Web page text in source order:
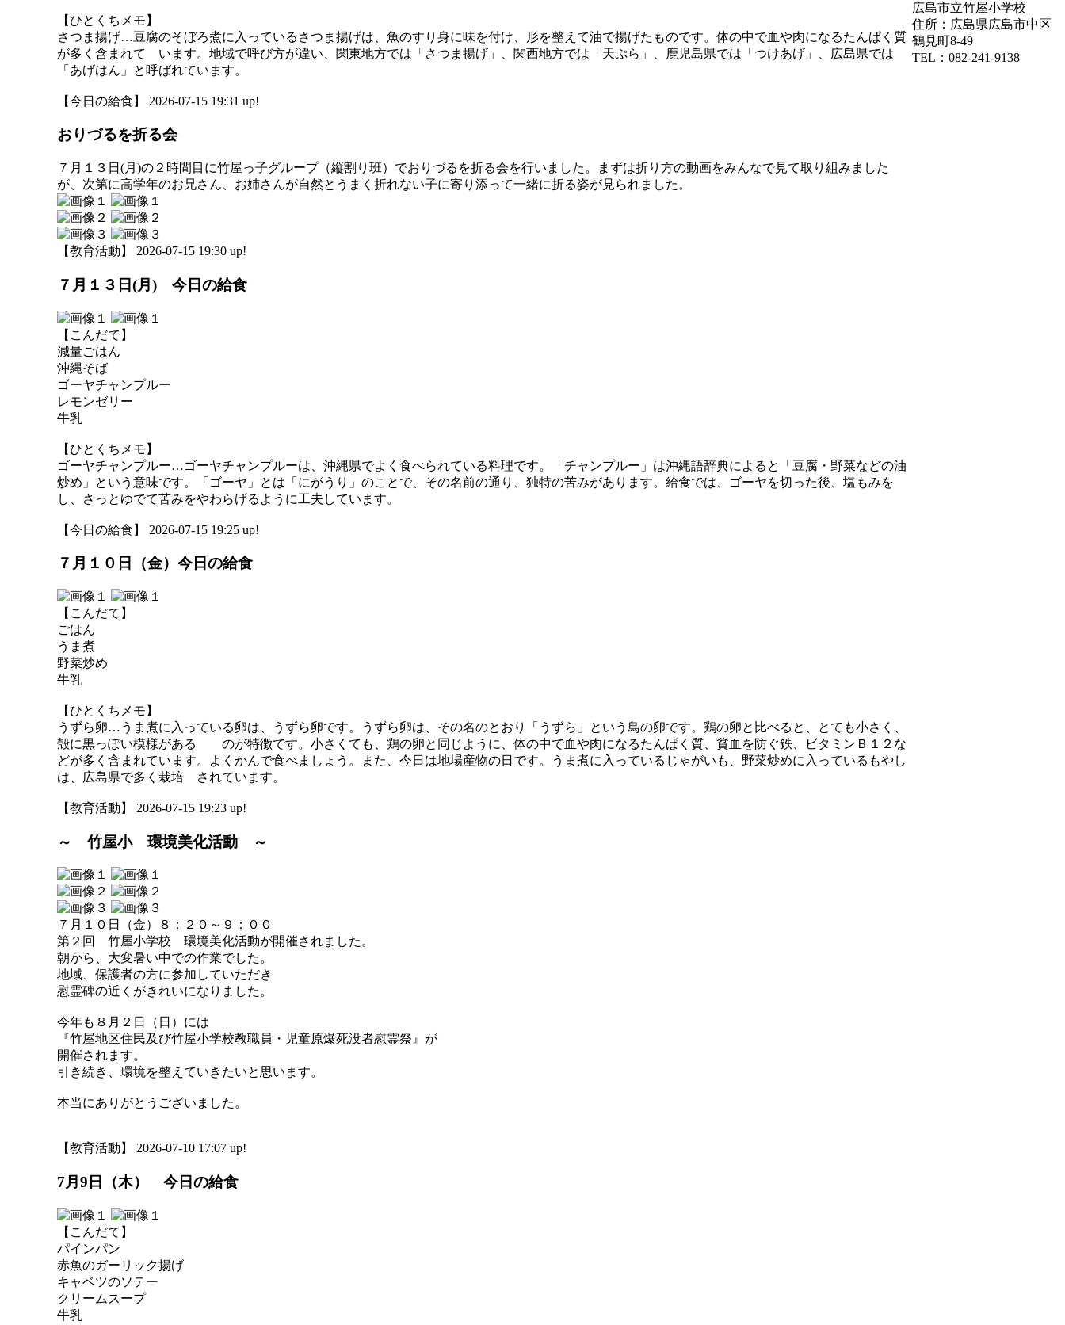
【ひとくちメモ】
さつま揚げ…豆腐のそぼろ煮に入っているさつま揚げは、魚のすり身に味を付け、形を整えて油で揚げたものです。体の中で血や肉になるたんぱく質
が多く含まれて います。地域で呼び方が違い、関東地方では「さつま揚げ」、関西地方では「天ぷら」、鹿児島県では「つけあげ」、広島県では
「あげはん」と呼ばれています。
【今日の給食】 2026-07-15 19:31 up!
おりづるを折る会
７月１３日(月)の２時間目に竹屋っ子グループ（縦割り班）でおりづるを折る会を行いました。まずは折り方の動画をみんなで見て取り組みました
が、次第に高学年のお兄さん、お姉さんが自然とうまく折れない子に寄り添って一緒に折る姿が見られました。
【教育活動】 2026-07-15 19:30 up!
７月１３日(月) 今日の給食
【こんだて】
減量ごはん
沖縄そば
ゴーヤチャンプルー
レモンゼリー
牛乳
【ひとくちメモ】
ゴーヤチャンプルー…ゴーヤチャンプルーは、沖縄県でよく食べられている料理です。「チャンプルー」は沖縄語辞典によると「豆腐・野菜などの油
炒め」という意味です。「ゴーヤ」とは「にがうり」のことで、その名前の通り、独特の苦みがあります。給食では、ゴーヤを切った後、塩もみを
し、さっとゆでて苦みをやわらげるように工夫しています。
【今日の給食】 2026-07-15 19:25 up!
７月１０日（金）今日の給食
【こんだて】
ごはん
うま煮
野菜炒め
牛乳
【ひとくちメモ】
うずら卵…うま煮に入っている卵は、うずら卵です。うずら卵は、その名のとおり「うずら」という鳥の卵です。鶏の卵と比べると、とても小さく、
殻に黒っぽい模様がある のが特徴です。小さくても、鶏の卵と同じように、体の中で血や肉になるたんぱく質、貧血を防ぐ鉄、ビタミンＢ１２な
どが多く含まれています。よくかんで食べましょう。また、今日は地場産物の日です。うま煮に入っているじゃがいも、野菜炒めに入っているもやし
は、広島県で多く栽培 されています。
【教育活動】 2026-07-15 19:23 up!
～ 竹屋小 環境美化活動 ～
７月１０日（金）８：２０～９：００
第２回 竹屋小学校 環境美化活動が開催されました。
朝から、大変暑い中での作業でした。
地域、保護者の方に参加していただき
慰霊碑の近くがきれいになりました。
今年も８月２日（日）には
『竹屋地区住民及び竹屋小学校教職員・児童原爆死没者慰霊祭』が
開催されます。
引き続き、環境を整えていきたいと思います。
本当にありがとうございました。
【教育活動】 2026-07-10 17:07 up!
7月9日（木） 今日の給食
【こんだて】
パインパン
赤魚のガーリック揚げ
キャベツのソテー
クリームスープ
牛乳
広島市立竹屋小学校
住所：広島県広島市中区
鶴見町8-49
TEL：082-241-9138